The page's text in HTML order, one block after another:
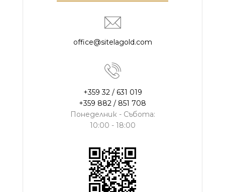
office@sitelagold.com
+359 32 / 631 019
+359 882 / 851 708
Понеделник - Събота:
10:00 - 18:00